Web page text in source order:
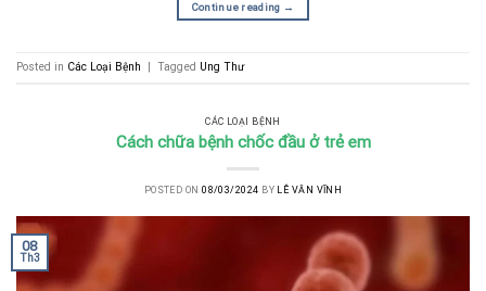
Continue reading →
Posted in Các Loại Bệnh Tagged Ung Thư
CÁC LOẠI BỆNH
Cách chữa bệnh chốc đầu ở trẻ em
POSTED ON08/03/2024 BY LÊ VĂN VĨNH
08
Th3